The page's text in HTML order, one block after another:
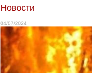
Новости
04/07/2024